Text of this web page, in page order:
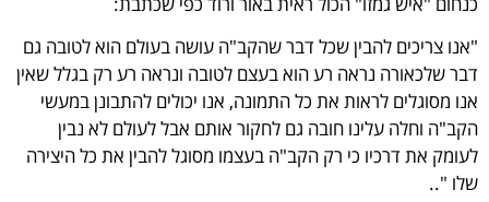
"אנו צריכים להבין שכל דבר שהקב"ה עושה בעולם הוא לטובה גם
דבר שלכאורה נראה רע הוא בעצם לטובה ונראה רע רק בגלל שאין
אנו מסוגלים לראות את כל התמונה, אנו יכולים להתבונן במעשי
הקב"ה וחלה עלינו חובה גם לחקור אותם אבל לעולם לא נבין
לעומק את דרכיו כי רק הקב"ה בעצמו מסוגל להבין את כל היצירה
שלו "..